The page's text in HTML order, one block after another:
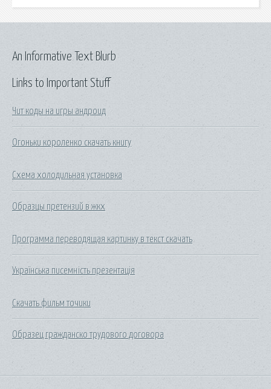
Links to Important Stuff
Чит коды на игры андроид
Огоньки короленко скачать книгу
Схема холодильная установка
Образцы претензий в жкх
Программа переводящая картинку в текст скачать
Українська писемність презентація
Скачать фильм точики
Образец гражданско трудового договора
An Informative Text Blurb